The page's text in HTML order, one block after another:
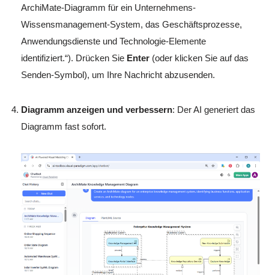
ArchiMate-Diagramm für ein Unternehmens-
Wissensmanagement-System, das Geschäftsprozesse,
Anwendungsdienste und Technologie-Elemente
identifiziert.“). Drücken Sie Enter (oder klicken Sie auf das
Senden-Symbol), um Ihre Nachricht abzusenden.
Diagramm anzeigen und verbessern: Der AI generiert das
Diagramm fast sofort.